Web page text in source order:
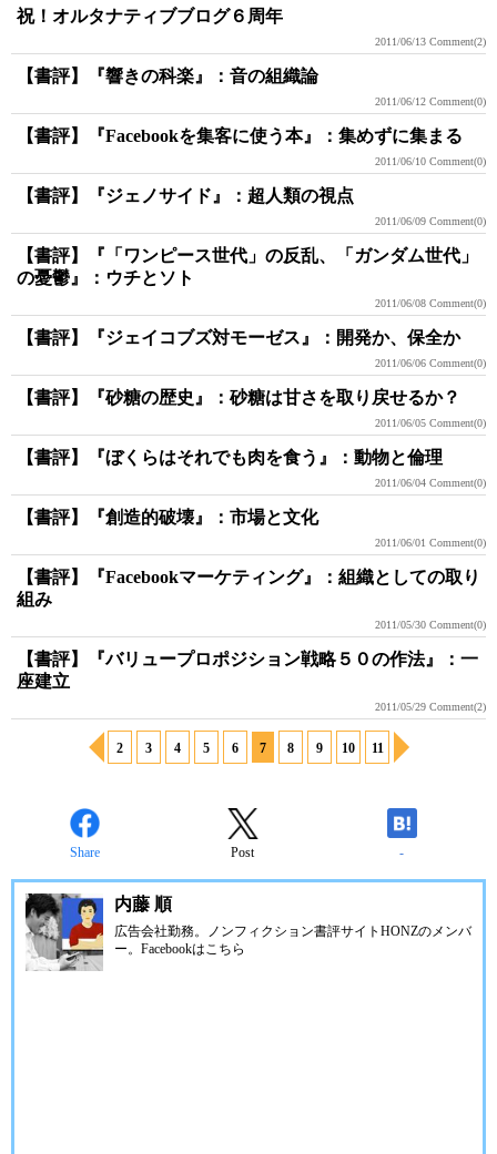
祝！オルタナティブブログ６周年
2011/06/13 Comment(2)
【書評】『響きの科楽』：音の組織論
2011/06/12 Comment(0)
【書評】『Facebookを集客に使う本』：集めずに集まる
2011/06/10 Comment(0)
【書評】『ジェノサイド』：超人類の視点
2011/06/09 Comment(0)
【書評】『「ワンピース世代」の反乱、「ガンダム世代」
の憂鬱』：ウチとソト
2011/06/08 Comment(0)
【書評】『ジェイコブズ対モーゼス』：開発か、保全か
2011/06/06 Comment(0)
【書評】『砂糖の歴史』：砂糖は甘さを取り戻せるか？
2011/06/05 Comment(0)
【書評】『ぼくらはそれでも肉を食う』：動物と倫理
2011/06/04 Comment(0)
【書評】『創造的破壊』：市場と文化
2011/06/01 Comment(0)
【書評】『Facebookマーケティング』：組織としての取り
組み
2011/05/30 Comment(0)
【書評】『バリュープロポジション戦略５０の作法』：一
座建立
2011/05/29 Comment(2)
2 3 4 5 6 7 8 9 10 11
Share Post -
内藤 順
広告会社勤務。ノンフィクション書評サイトHONZのメンバ
ー。Facebookはこちら